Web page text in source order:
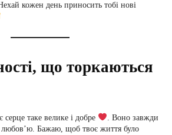
кожен день приносить тобі нові
що торкаються
таке велике і добре
. Воно завжди
любов’ю. Бажаю, щоб твоє життя було